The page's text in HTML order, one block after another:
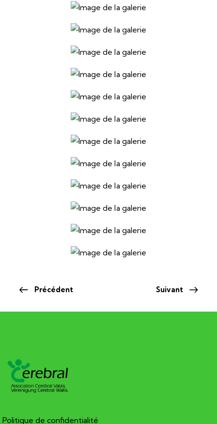
Précédent Suivant
Politique de confidentialité